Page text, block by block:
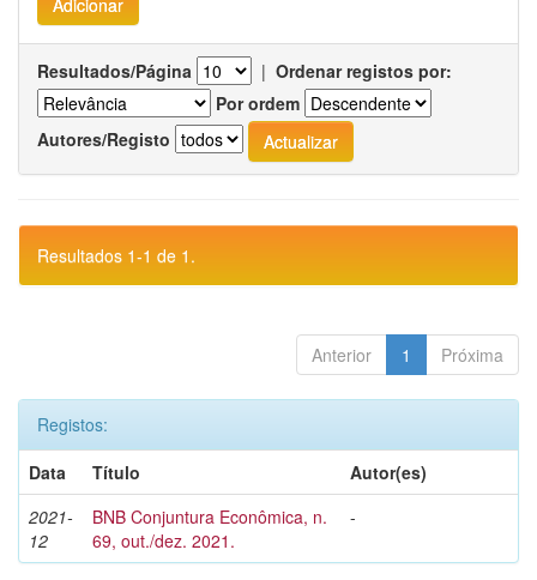
Resultados/Página | Ordenar registos por:
Por ordem
Autores/Registo
Resultados 1-1 de 1.
Anterior 1 Próxima
Registos:
Data
Título
Autor(es)
2021-
12
BNB Conjuntura Econômica, n.
69, out./dez. 2021.
-